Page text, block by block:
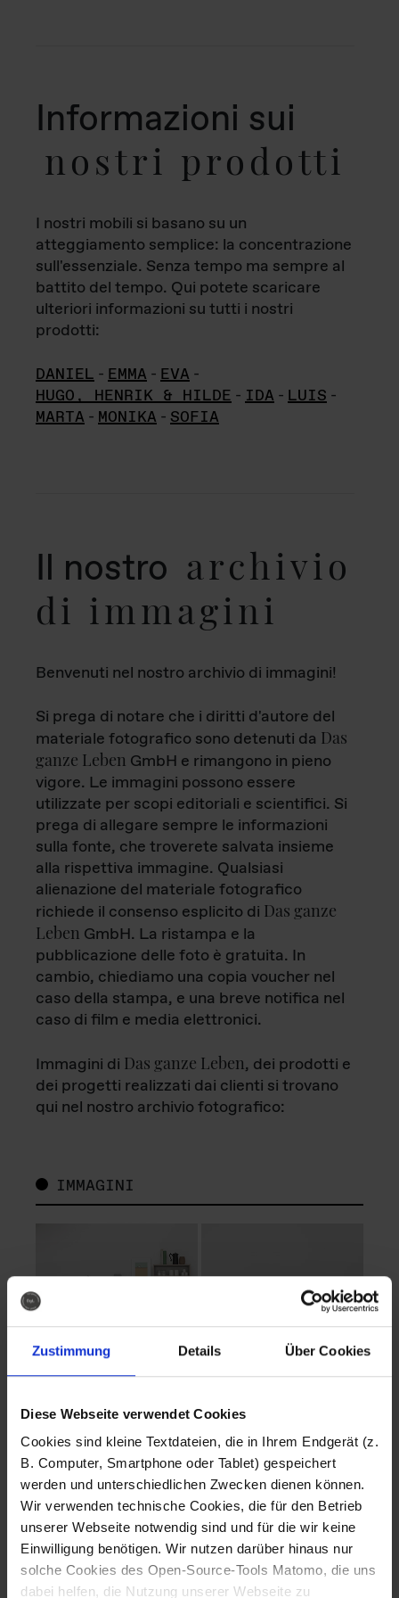
Zustimmung Details Über Cookies
Diese Webseite verwendet Cookies
Cookies sind kleine Textdateien, die in Ihrem Endgerät (z.
B. Computer, Smartphone oder Tablet) gespeichert
werden und unterschiedlichen Zwecken dienen können.
Wir verwenden technische Cookies, die für den Betrieb
unserer Webseite notwendig sind und für die wir keine
Einwilligung benötigen. Wir nutzen darüber hinaus nur
solche Cookies des Open-Source-Tools Matomo, die uns
dabei helfen, die Nutzung unserer Webseite zu
Informazioni sui
nostri prodotti
I nostri mobili si basano su un
atteggiamento semplice: la concentrazione
sull'essenziale. Senza tempo ma sempre al
battito del tempo. Qui potete scaricare
ulteriori informazioni su tutti i nostri
prodotti:
DANIEL - EMMA - EVA -
HUGO, HENRIK & HILDE - IDA - LUIS -
MARTA - MONIKA - SOFIA
Il nostro archivio
di immagini
Benvenuti nel nostro archivio di immagini!
Si prega di notare che i diritti d'autore del
materiale fotografico sono detenuti da Das
ganze Leben GmbH e rimangono in pieno
vigore. Le immagini possono essere
utilizzate per scopi editoriali e scientifici. Si
prega di allegare sempre le informazioni
sulla fonte, che troverete salvata insieme
alla rispettiva immagine. Qualsiasi
alienazione del materiale fotografico
richiede il consenso esplicito di Das ganze
Leben GmbH. La ristampa e la
pubblicazione delle foto è gratuita. In
cambio, chiediamo una copia voucher nel
caso della stampa, e una breve notifica nel
caso di film e media elettronici.
Immagini di Das ganze Leben, dei prodotti e
dei progetti realizzati dai clienti si trovano
qui nel nostro archivio fotografico:
IMMAGINI
Fotografo: Lorenz
Sternbach
Download
Fotografo: Lorenz
Sternbach
Download